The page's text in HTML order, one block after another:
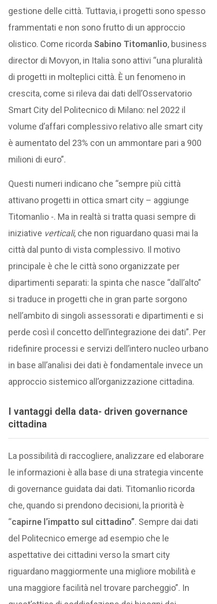
gestione delle città. Tuttavia, i progetti sono spesso
frammentati e non sono frutto di un approccio
olistico. Come ricorda Sabino Titomanlio, business
director di Movyon, in Italia sono attivi “una pluralità
di progetti in molteplici città. È un fenomeno in
crescita, come si rileva dai dati dell’Osservatorio
Smart City del Politecnico di Milano: nel 2022 il
volume d’affari complessivo relativo alle smart city
è aumentato del 23% con un ammontare pari a 900
milioni di euro”.
Questi numeri indicano che “sempre più città
attivano progetti in ottica smart city – aggiunge
Titomanlio -. Ma in realtà si tratta quasi sempre di
iniziative verticali, che non riguardano quasi mai la
città dal punto di vista complessivo. Il motivo
principale è che le città sono organizzate per
dipartimenti separati: la spinta che nasce “dall’alto”
si traduce in progetti che in gran parte sorgono
nell’ambito di singoli assessorati e dipartimenti e si
perde così il concetto dell’integrazione dei dati”. Per
ridefinire processi e servizi dell’intero nucleo urbano
in base all’analisi dei dati è fondamentale invece un
approccio sistemico all’organizzazione cittadina.
I vantaggi della data- driven governance
cittadina
La possibilità di raccogliere, analizzare ed elaborare
le informazioni è alla base di una strategia vincente
di governance guidata dai dati. Titomanlio ricorda
che, quando si prendono decisioni, la priorità è
“capirne l’impatto sul cittadino”. Sempre dai dati
del Politecnico emerge ad esempio che le
aspettative dei cittadini verso la smart city
riguardano maggiormente una migliore mobilità e
una maggiore facilità nel trovare parcheggio”. In